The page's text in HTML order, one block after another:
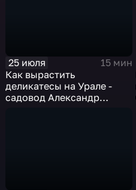
25 июля
15 мин
Как вырастить
деликатесы на Урале -
садовод Александр